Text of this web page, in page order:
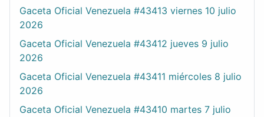
Gaceta Oficial Venezuela #43413 viernes 10 julio
2026
Gaceta Oficial Venezuela #43412 jueves 9 julio
2026
Gaceta Oficial Venezuela #43411 miércoles 8 julio
2026
Gaceta Oficial Venezuela #43410 martes 7 julio